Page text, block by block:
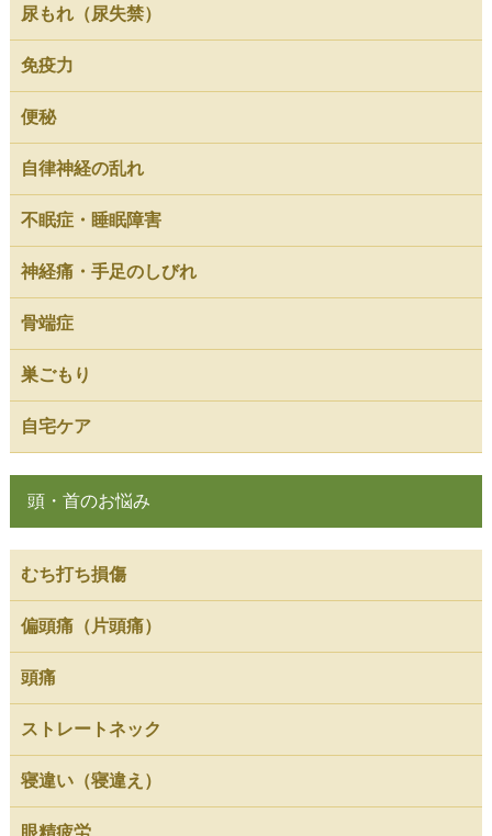
尿もれ（尿失禁）
免疫力
便秘
自律神経の乱れ
不眠症・睡眠障害
神経痛・手足のしびれ
骨端症
巣ごもり
自宅ケア
頭・首のお悩み
むち打ち損傷
偏頭痛（片頭痛）
頭痛
ストレートネック
寝違い（寝違え）
眼精疲労